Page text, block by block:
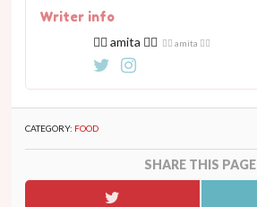
Writer info
♡⃝ amita ♡⃝
♡⃝ amita ♡⃝
CATEGORY: FOOD
SHARE THIS PAGE